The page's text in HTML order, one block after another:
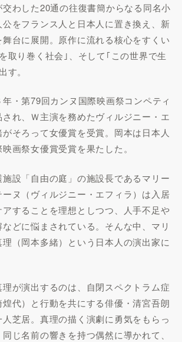
わした20通の往復書簡からなる同名小
をフランス人と日本人に置き換え、新
台に展開。原作に流れる核心をすくい
取り巻く社会｣、そして｢この世界で生
す。
・第79回カンヌ国際映画祭コンペティ
れ、Ｗ主演を務めたヴィルジニー・エ
そろって女優賞を受賞。岡本は日本人
画祭女優賞受賞を果たした。
設「⾃由の庭」の施設長であるマリー
ーヌ（ヴィルジニー・エフィラ）は⼊居
することを理想としつつ、人手不足や
どに悩まされている。そんな中、マリ
（岡本多緒）という日本人の演出家に
が演出するのは、自閉スペクトラム症
代）と行動を共にする俳優・清宮吾朗
人芝居。真理の描く演劇に勇気をもらっ
じ名前の響きを持つ偶然に導かれて、